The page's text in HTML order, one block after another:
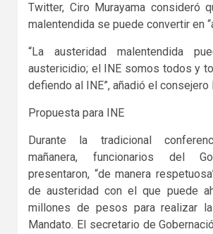
Twitter, Ciro Murayama consideró
malentendida se puede convertir en
“La austeridad malentendida
austericidio; el INE somos todos y
defiendo al INE”, añadió el consejero
Propuesta para INE
Durante la tradicional
mañanera, funcionarios del
presentaron, “de manera
de austeridad con el que puede
millones de pesos para realizar
Mandato. El secretario de